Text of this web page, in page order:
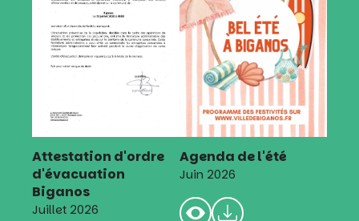
Attestation d'ordre
d'évacuation
Biganos
Juillet 2026
Agenda de l'été
Juin 2026